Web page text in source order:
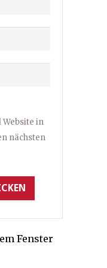
Website in
nächsten
Fenster